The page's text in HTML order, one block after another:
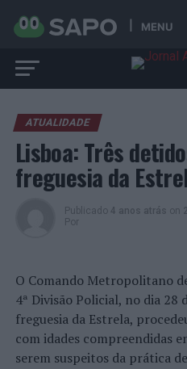
MENU
ATUALIDADE
Lisboa: Três
freguesia da
Publicado 4 anos atrás on
Por
O Comando Metropolitano
4ª Divisão Policial, no dia 28
freguesia da Estrela,
com idades compreendidas
serem suspeitos da prática